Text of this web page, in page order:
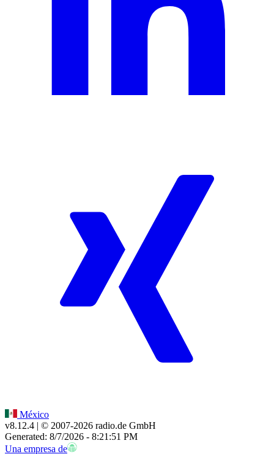
México
v8.12.4 | © 2007-2026 radio.de GmbH
Generated: 8/7/2026 - 8:21:51 PM
Una empresa de